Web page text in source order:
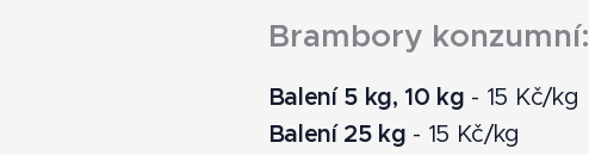
Brambory konzumní:
Balení 5 kg, 10 kg - 15 Kč/kg
Balení 25 kg - 15 Kč/kg